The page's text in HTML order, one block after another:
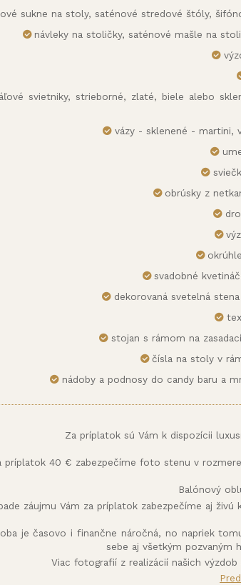
sukne na stoly, saténové stredové štóly,
návleky na stoličky, saténové mašle na
svietniky, strieborné, zlaté, biele alebo
vázy - sklenené - martini,
obrúsky z
svadobné
dekorovaná svetelná
stojan s rámom na
čísla na stoly v
nádoby a podnosy do candy baru a
Za príplatok sú Vám k dispozícii
príplatok 40 € zabezpečíme foto stenu v
Balónový
záujmu Vám za príplatok zabezpečíme aj
je časovo i finančne náročná, no napriek
sebe aj všetkým pozvaným
Viac fotografií z realizácií našich